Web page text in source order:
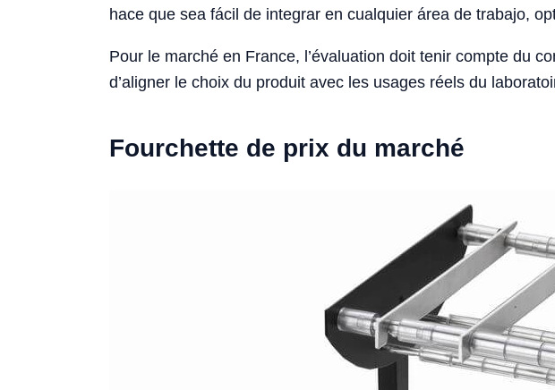
hace que sea fácil de integrar en cualquier área de trabajo,
Pour le marché en France, l’évaluation doit tenir compte du
d’aligner le choix du produit avec les usages réels du
Fourchette de prix du marché